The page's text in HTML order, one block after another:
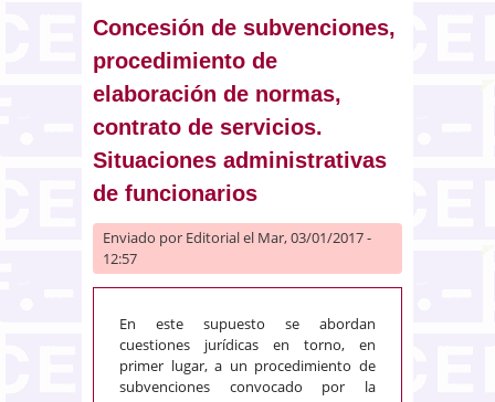
Concesión de subvenciones,
procedimiento de
elaboración de normas,
contrato de servicios.
Situaciones administrativas
de funcionarios
Enviado por Editorialel Mar, 03/01/2017 -
12:57
En este supuesto se abordan
cuestiones jurídicas en torno, en
primer lugar, a un procedimiento de
subvenciones convocado por la